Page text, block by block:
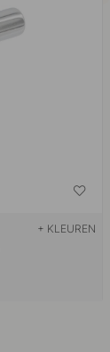
+ KLEUREN